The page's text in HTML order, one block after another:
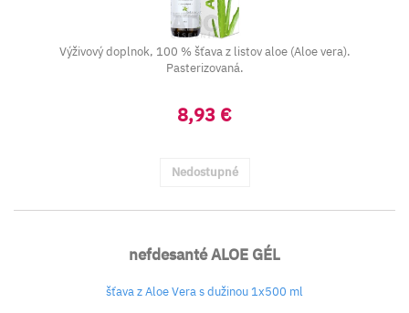
Výživový doplnok, 100 % šťava z listov aloe (Aloe vera).
Pasterizovaná.
8,93 €
Nedostupné
nefdesanté ALOE GÉL
šťava z Aloe Vera s dužinou 1x500 ml